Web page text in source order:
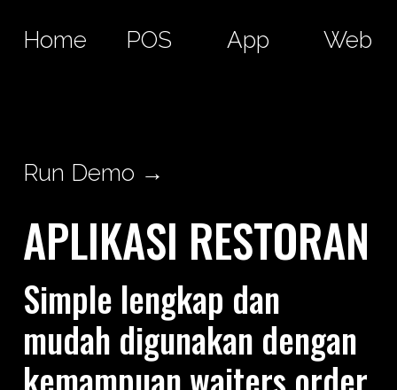
Home POS App Web
Run Demo →
APLIKASI RESTORAN
Simple lengkap dan
mudah digunakan dengan
kemampuan waiters order,